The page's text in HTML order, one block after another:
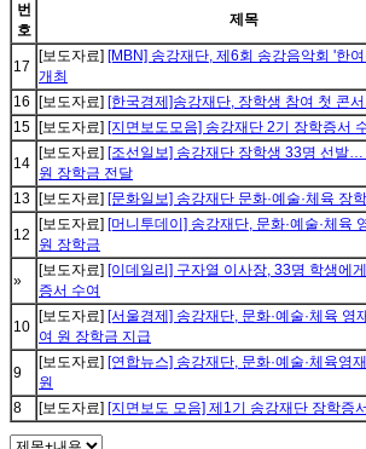
번
호
제목
17
[보도자료] [MBN] 송강재단, 제6회 송강음악회 '한
개최
16 [보도자료] [한국경제]송강재단, 장학생 참여 첫 콘서
15 [보도자료] [지면보도모음] 송강재단 2기 장학증서
14
[보도자료] [조선일보] 송강재단 장학생 33명 선발
원 장학금 전달
13 [보도자료] [문화일보] 송강재단 문화·예술·체육 장
12
[보도자료] [머니투데이] 송강재단, 문화·예술·체육
원 장학금
»
[보도자료] [이데일리] 구자열 이사장, 33명 학생에
증서 수여
10
[보도자료] [서울경제] 송강재단, 문화·예술·체육 영
여 원 장학금 지급
9
[보도자료] [연합뉴스] 송강재단, 문화·예술·체육영
원
8 [보도자료] [지면보도 모음] 제1기 송강재단 장학증